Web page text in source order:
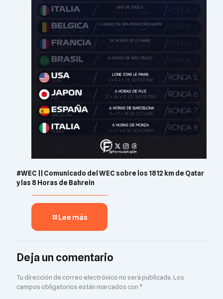
#WEC || Comunicado del WEC sobre los 1812 km de Qatar
y las 8 Horas de Bahrein
Lee más
Deja un comentario
Tu dirección de correo electrónico no será publicada.Los
campos obligatorios están marcados con *